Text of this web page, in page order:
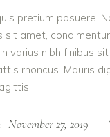
pretium posuere.
amet,
varius nibh finibus
rhoncus. Mauris
November 27, 2019